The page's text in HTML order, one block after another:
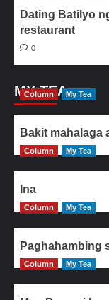
Dating Batilyo
restaurant
0
MY TEA
Column My Tea
Bakit mahalaga
Column My Tea
Ina
Column My Tea
Paghahambing
Column My Tea